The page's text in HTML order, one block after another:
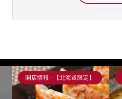
開店情報 - 【北海道限定】